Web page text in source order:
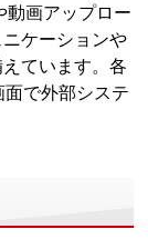
動画アップロー
ケーションや
ています。各
で外部システ